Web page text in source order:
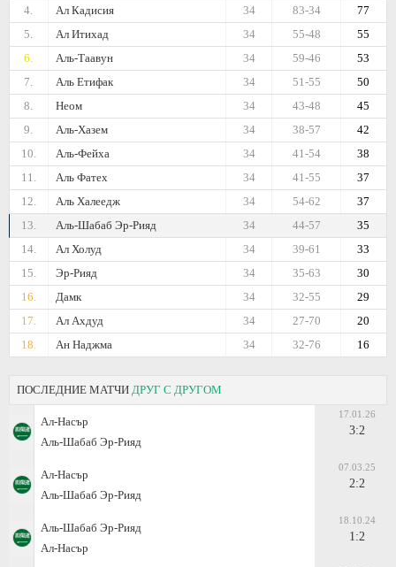
4.
Ал Кадисия 77
83-34
34
5.
Ал Итихад 55
55-48
34
6.
Аль-Таавун 53
59-46
34
7.
Аль Етифак 50
51-55
34
8.
Неом 45
43-48
34
9.
Аль-Хазем 42
38-57
34
10.
Аль-Фейха 38
41-54
34
11.
Аль Фатех 37
41-55
34
12.
Аль Халеедж 37
54-62
34
13.
Аль-Шабаб Эр-Рияд 35
44-57
34
14.
Ал Холуд 33
39-61
34
15.
Эр-Рияд 30
35-63
34
16.
Дамк 29
32-55
34
17.
Ал Ахдуд 20
27-70
34
18.
Ан Наджма 16
32-76
34
ПОСЛЕДНИЕ МАТЧИ ДРУГ С ДРУГОМ
Ал-Насър
Аль-Шабаб Эр-Рияд
17.01.26
3:2
Ал-Насър
Аль-Шабаб Эр-Рияд
07.03.25
2:2
Аль-Шабаб Эр-Рияд
Ал-Насър
18.10.24
1:2